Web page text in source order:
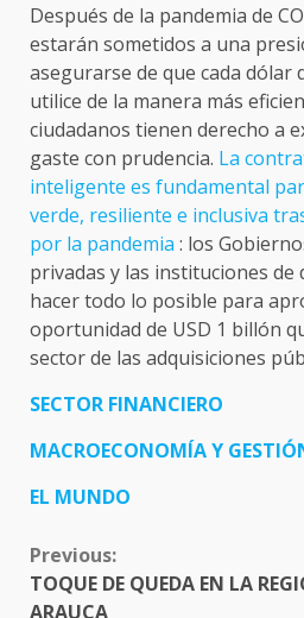
Después de la pandemia de
estarán sometidos a una
asegurarse de que cada dólar
utilice de la manera más
ciudadanos tienen derecho a
gaste con prudencia. La
inteligente es fundamental
verde, resiliente e inclusiva
por la pandemia : los
privadas y las instituciones de
hacer todo lo posible para
oportunidad de USD 1 billón
sector de las adquisiciones
SECTOR FINANCIERO
MACROECONOMÍA Y
EL MUNDO
CONTINUE
READING
Previous:
TOQUE DE QUEDA EN LA
ARAUCA